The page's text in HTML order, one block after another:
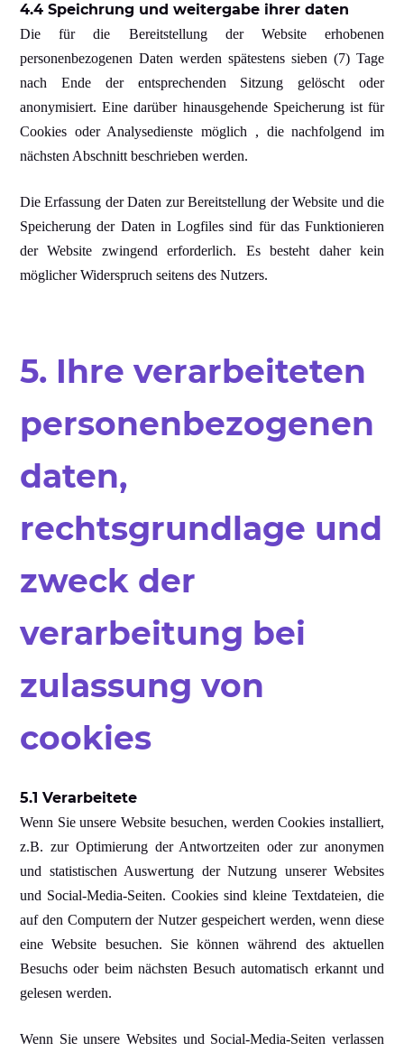
4.4 Speichrung und weitergabe ihrer daten
Die für die Bereitstellung der Website erhobenen
personenbezogenen Daten werden spätestens sieben (7) Tage
nach Ende der entsprechenden Sitzung gelöscht oder
anonymisiert. Eine darüber hinausgehende Speicherung ist für
Cookies oder Analysedienste möglich , die nachfolgend im
nächsten Abschnitt beschrieben werden.
Die Erfassung der Daten zur Bereitstellung der Website und die
Speicherung der Daten in Logfiles sind für das Funktionieren
der Website zwingend erforderlich. Es besteht daher kein
möglicher Widerspruch seitens des Nutzers.
5. Ihre verarbeiteten
personenbezogenen
daten,
rechtsgrundlage und
zweck der
verarbeitung bei
zulassung von
cookies
5.1 Verarbeitete
Wenn Sie unsere Website besuchen, werden Cookies installiert,
z.B. zur Optimierung der Antwortzeiten oder zur anonymen
und statistischen Auswertung der Nutzung unserer Websites
und Social-Media-Seiten. Cookies sind kleine Textdateien, die
auf den Computern der Nutzer gespeichert werden, wenn diese
eine Website besuchen. Sie können während des aktuellen
Besuchs oder beim nächsten Besuch automatisch erkannt und
gelesen werden.
Wenn Sie unsere Websites und Social-Media-Seiten verlassen